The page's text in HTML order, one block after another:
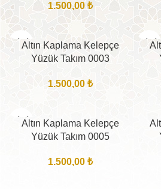
1.500,00₺
BITTIAltın Kaplama Kelepçe
Yüzük Takım 0003
1.500,00 ₺
BITTI
BITTIAltın Kaplama Kelepçe
Yüzük Takım 0005
1.500,00 ₺